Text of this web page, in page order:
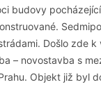
budovy
Došlo zde
– novostavba s
Objekt již byl